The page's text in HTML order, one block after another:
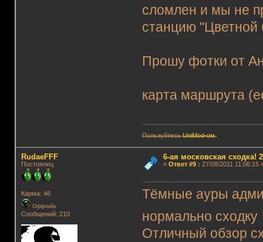
сломлен и мы не
станцию "Цветной
Прошу фотки от
карта маршрута
ПользуйтесьUniMod-ом.
RudaeFFF
Постоялец
Карма: 46
Оффлайн
Сообщений: 210
6-ая московская сходка!
« Ответ #9: 27/08/2011 11:06:15
Тёмные ауры
нормально
Отличный обзор